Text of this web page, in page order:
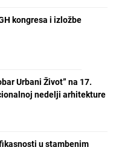
kongresa i izložbe
Urbani Život” na 17.
nedelji arhitekture
u stambenim